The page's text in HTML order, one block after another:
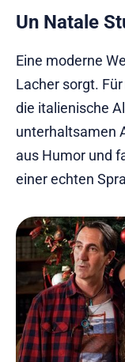
Un Natale
Eine moderne
Lacher sorgt.
die italienische
unterhaltsamen
aus Humor und
einer echten